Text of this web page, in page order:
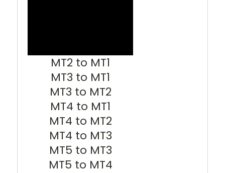
MT2 to MT1
MT3 to MT1
MT3 to MT2
MT4 to MT1
MT4 to MT2
MT4 to MT3
MT5 to MT3
MT5 to MT4